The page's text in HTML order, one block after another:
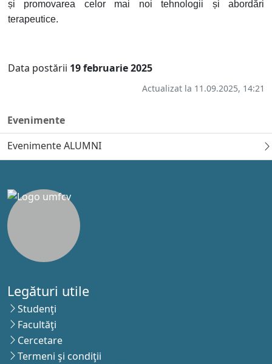
Evenimente
Evenimente ALUMNI
și promovarea celor mai noi tehnologii și abordări
terapeutice.
Data postării 19 februarie 2025
Actualizat la 11.09.2025, 14:21
Legături utile
Studenţi
Facultăţi
Cercetare
Termeni şi condiţii